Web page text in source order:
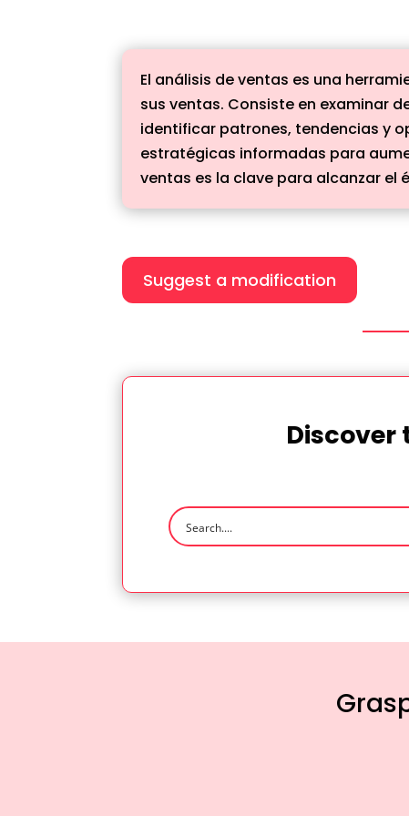
El análisis de ventas es una
sus ventas. Consiste en examinar
identificar patrones, tendencias y
estratégicas informadas para
ventas es la clave para alcanzar el
Suggest a modification
Discover